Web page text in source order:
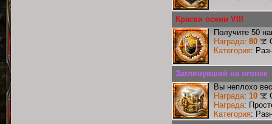
Краски осени VIII
Получите 50
Награда: 80
Категория:
Заглянувший на огонек
Вы неплохо
Награда: 10
Награда:
Категория: